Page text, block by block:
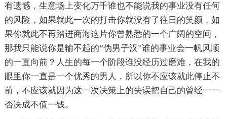
有遗憾，生意场上变化万千谁也不能说我的事业没有任何
的风险，如果就此一次的打击你就没有了往日的笑颜，如
果你就此不再踏进商海这片你曾熟悉的一个广阔的空间，
那我只能说你是输不起的“伪男子汉”谁的事业会一帆风顺
的一直向前？人生的每一个阶段谁没经历过磨难，在我的
眼里你一直是一个优秀的男人，所以你不应该就此停止不
前，不应该就因为这一次决策上的失误把自己的曾经一一
否决成不值一钱。